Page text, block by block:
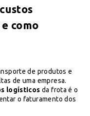
como
de produtos e
de uma empresa.
logísticos da frota é o
o faturamento dos